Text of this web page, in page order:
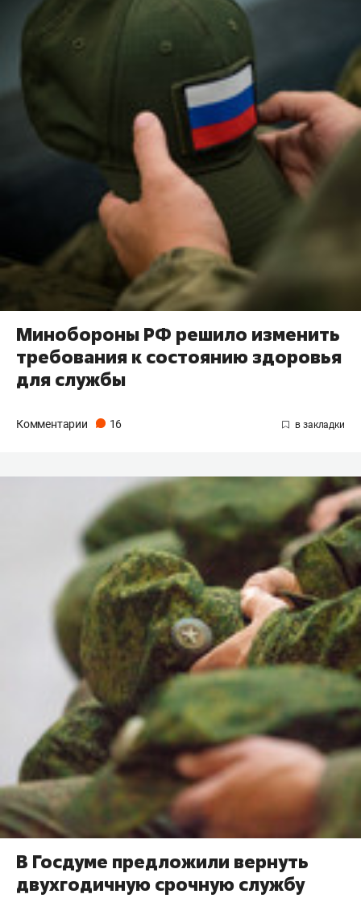
Минобороны РФ решило изменить
требования к состоянию здоровья
для службы
Комментарии 16
В Госдуме предложили вернуть
двухгодичную срочную службу